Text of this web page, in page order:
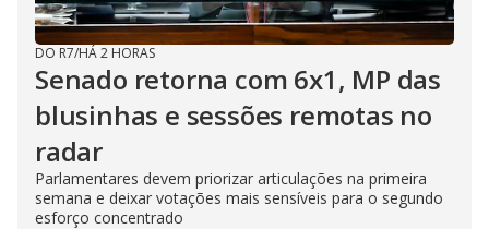
DO R7/HÁ 2 HORAS
Senado retorna com 6x1, MP das
blusinhas e sessões remotas no
radar
Parlamentares devem priorizar articulações na primeira
semana e deixar votações mais sensíveis para o segundo
esforço concentrado